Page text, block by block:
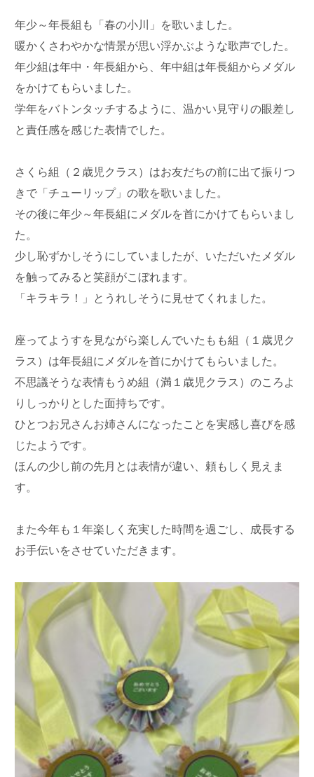
年少～年長組も「春の小川」を歌いました。
暖かくさわやかな情景が思い浮かぶような歌声でした。
年少組は年中・年長組から、年中組は年長組からメダル
をかけてもらいました。
学年をバトンタッチするように、温かい見守りの眼差し
と責任感を感じた表情でした。
さくら組（２歳児クラス）はお友だちの前に出て振りつ
きで「チューリップ」の歌を歌いました。
その後に年少～年長組にメダルを首にかけてもらいまし
た。
少し恥ずかしそうにしていましたが、いただいたメダル
を触ってみると笑顔がこぼれます。
「キラキラ！」とうれしそうに見せてくれました。
座ってようすを見ながら楽しんでいたもも組（１歳児ク
ラス）は年長組にメダルを首にかけてもらいました。
不思議そうな表情もうめ組（満１歳児クラス）のころよ
りしっかりとした面持ちです。
ひとつお兄さんお姉さんになったことを実感し喜びを感
じたようです。
ほんの少し前の先月とは表情が違い、頼もしく見えま
す。
また今年も１年楽しく充実した時間を過ごし、成長する
お手伝いをさせていただきます。